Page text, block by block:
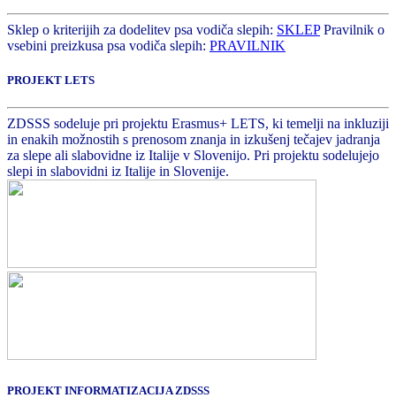
Sklep o kriterijih za dodelitev psa vodiča slepih: SKLEPPravilnik o
vsebini preizkusa psa vodiča slepih: PRAVILNIK
PROJEKT LETS
ZDSSS sodeluje pri projektu Erasmus+ LETS, ki temelji na inkluziji
in enakih možnostih s prenosom znanja in izkušenj tečajev jadranja
za slepe ali slabovidne iz Italije v Slovenijo. Pri projektu sodelujejo
slepi in slabovidni iz Italije in Slovenije.
PROJEKT INFORMATIZACIJA ZDSSS